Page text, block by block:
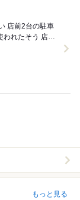
もっと見る